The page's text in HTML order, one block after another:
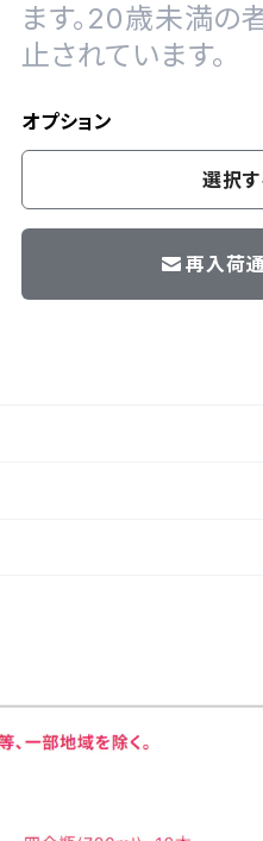
ます。20歳未満の
止されています。
オプション
選択す
再入荷